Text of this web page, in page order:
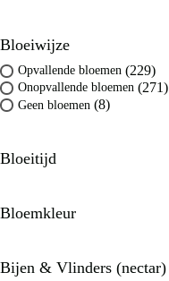
Bloeiwijze
Opvallende bloemen (229)
Onopvallende bloemen (271)
Geen bloemen (8)
Bloeitijd
Bloemkleur
Bijen & Vlinders (nectar)